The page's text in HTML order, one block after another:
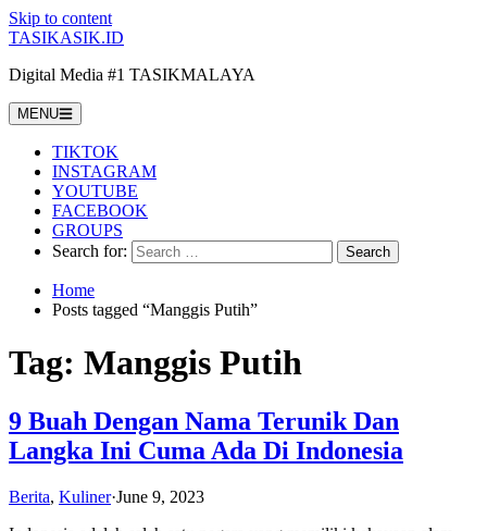
Skip to content
TASIKASIK.ID
Digital Media #1 TASIKMALAYA
MENU
TIKTOK
INSTAGRAM
YOUTUBE
FACEBOOK
GROUPS
Search for:
Home
Posts tagged “Manggis Putih”
Tag: Manggis Putih
9 Buah Dengan Nama Terunik Dan
Langka Ini Cuma Ada Di Indonesia
Berita, Kuliner·June 9, 2023